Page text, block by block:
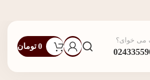
می خوای؟
0 تومان